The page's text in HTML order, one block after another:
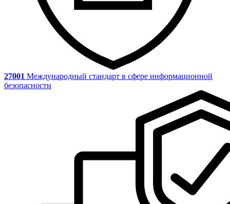
27001 Международный стандарт в сфере информационной
безопасности